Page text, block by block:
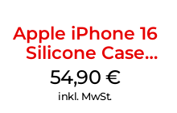
Apple iPhone 16
Silicone Case
MagSafe Lake
Green
54,90 €
inkl. MwSt.